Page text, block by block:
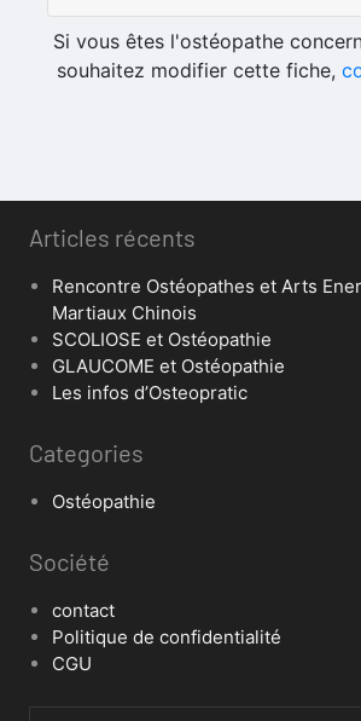
Si vous êtes l'ostéopathe
souhaitez modifier cette fiche,
Articles récents
Rencontre Ostéopathes et Arts
Martiaux Chinois
SCOLIOSE et Ostéopathie
GLAUCOME et Ostéopathie
Les infos d’Osteopratic
Categories
Ostéopathie
Société
contact
Politique de confidentialité
CGU